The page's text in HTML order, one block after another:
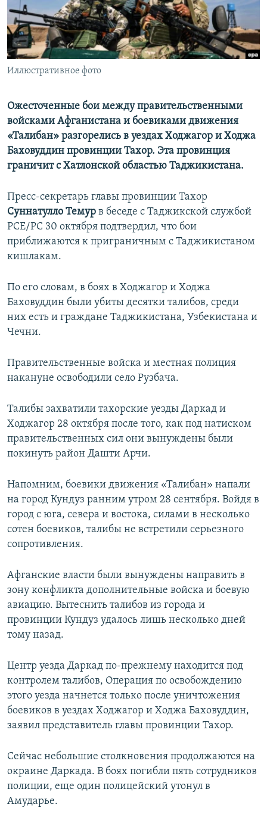
Иллюстративное фото
Ожесточенные бои между правительственными
войсками Афганистана и боевиками движения
«Талибан» разгорелись в уездах Ходжагор и Ходжа
Баховуддин провинции Тахор. Эта провинция
граничит с Хатлонской областью Таджикистана.
Пресс-секретарь главы провинции Тахор
Суннатулло Темур в беседе с Таджикской службой
РСЕ/РС 30 октября подтвердил, что бои
приближаются к приграничным с Таджикистаном
кишлакам.
По его словам, в боях в Ходжагор и Ходжа
Баховуддин были убиты десятки талибов, среди
них есть и граждане Таджикистана, Узбекистана и
Чечни.
Правительственные войска и местная полиция
накануне освободили село Рузбача.
Талибы захватили тахорские уезды Даркад и
Ходжагор 28 октября после того, как под натиском
правительственных сил они вынуждены были
покинуть район Дашти Арчи.
Напомним, боевики движения «Талибан» напали
на город Кундуз ранним утром 28 сентября. Войдя в
город с юга, севера и востока, силами в несколько
сотен боевиков, талибы не встретили серьезного
сопротивления.
Афганские власти были вынуждены направить в
зону конфликта дополнительные войска и боевую
авиацию. Вытеснить талибов из города и
провинции Кундуз удалось лишь несколько дней
тому назад.
Центр уезда Даркад по-прежнему находится под
контролем талибов, Операция по освобождению
этого уезда начнется только после уничтожения
боевиков в уездах Ходжагор и Ходжа Баховуддин,
заявил представитель главы провинции Тахор.
Сейчас небольшие столкновения продолжаются на
окраине Даркада. В боях погибли пять сотрудников
полиции, еще один полицейский утонул в
Амударье.